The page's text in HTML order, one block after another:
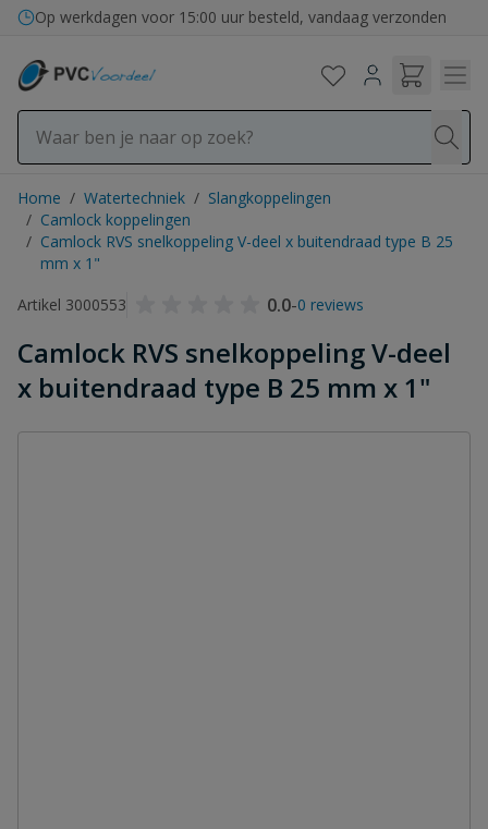
Ga naar de inhoud
Op werkdagen voor 15:00 uur besteld, vandaag verzonden
Home / Watertechniek / Slangkoppelingen
/ Camlock koppelingen
/ Camlock RVS snelkoppeling V-deel x buitendraad type B 25
mm x 1"
Artikel 3000553
0.0-0 reviews
Camlock RVS snelkoppeling V-deel
x buitendraad type B 25 mm x 1"